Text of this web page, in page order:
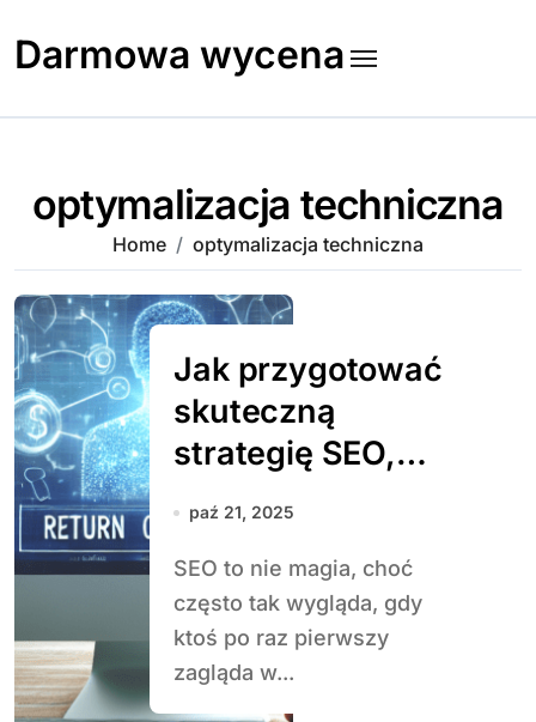
content
Darmowa wycena
optymalizacja techniczna
Home optymalizacja techniczna
Jak przygotować
skuteczną
strategię SEO,
która naprawdę
paź 21, 2025
SEO to nie magia, choć
często tak wygląda, gdy
ktoś po raz pierwszy
zagląda w...